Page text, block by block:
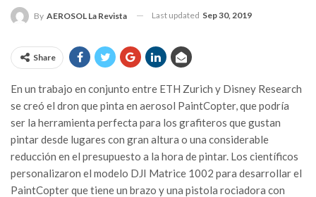
By AEROSOL La Revista Last updated Sep 30, 2019
Share
En un trabajo en conjunto entre ETH Zurich y Disney Research
se creó el dron que pinta en aerosol PaintCopter, que podría
ser la herramienta perfecta para los grafiteros que gustan
pintar desde lugares con gran altura o una considerable
reducción en el presupuesto a la hora de pintar. Los científicos
personalizaron el modelo DJI Matrice 1002 para desarrollar el
PaintCopter que tiene un brazo y una pistola rociadora con